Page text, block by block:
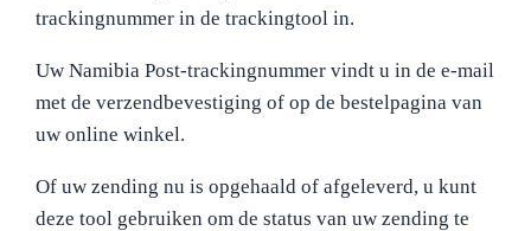
trackingnummer in de trackingtool in.
Uw Namibia Post-trackingnummer vindt u in de e-mail
met de verzendbevestiging of op de bestelpagina van
uw online winkel.
Of uw zending nu is opgehaald of afgeleverd, u kunt
deze tool gebruiken om de status van uw zending te